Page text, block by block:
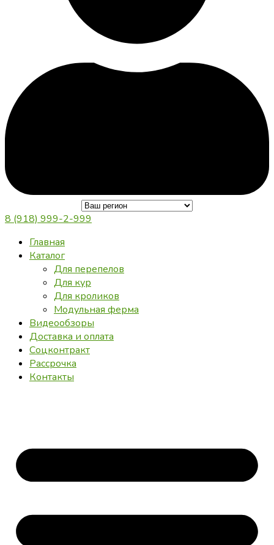
8 (918) 999-2-999
Главная
Каталог
Для перепелов
Для кур
Для кроликов
Модульная ферма
Видеообзоры
Доставка и оплата
Соцконтракт
Рассрочка
Контакты